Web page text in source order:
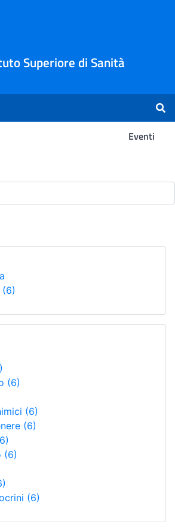
Superiore di Sanità
Eventi
Ricerca -
(6)
(6)
(6)
(6)
(6)
(6)